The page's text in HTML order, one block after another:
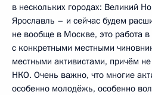
в нескольких городах: Великий
Ярославль – и сейчас будем
не вообще в Москве, это работа
с конкретными местными
местными активистами, причём
НКО. Очень важно, что многие
особенно молодёжь, особенно